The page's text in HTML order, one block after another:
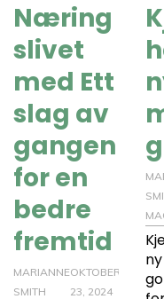
Næring
slivet
med Ett
slag av
gangen
for en
bedre
fremtid
MARIANNE
SMITH
OKTOBER
23, 2024